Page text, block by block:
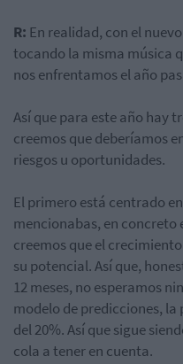
R: En realidad, con el
tocando la misma música
nos enfrentamos el año
Así que para este año hay
creemos que deberíamos
riesgos u oportunidades.
El primero está centrado
mencionabas, en concreto
creemos que el
su potencial. Así que,
12 meses, no esperamos
modelo de predicciones,
del 20%. Así que sigue
cola a tener en cuenta.